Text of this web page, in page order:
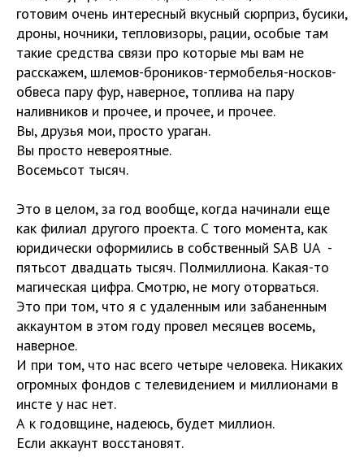
готовим очень интересный вкусный сюрприз, бусики,
дроны, ночники, тепловизоры, рации, особые там
такие средства связи про которые мы вам не
расскажем, шлемов-броников-термобелья-носков-
обвеса пару фур, наверное, топлива на пару
наливников и прочее, и прочее, и прочее.
Вы, друзья мои, просто ураган.
Вы просто невероятные.
Восемьсот тысяч.
Это в целом, за год вообще, когда начинали еще
как филиал другого проекта. С того момента, как
юридически оформились в собственный SAB UA -
пятьсот двадцать тысяч. Полмиллиона. Какая-то
магическая цифра. Смотрю, не могу оторваться.
Это при том, что я с удаленным или забаненным
аккаунтом в этом году провел месяцев восемь,
наверное.
И при том, что нас всего четыре человека. Никаких
огромных фондов с телевидением и миллионами в
инсте у нас нет.
А к годовщине, надеюсь, будет миллион.
Если аккаунт восстановят.